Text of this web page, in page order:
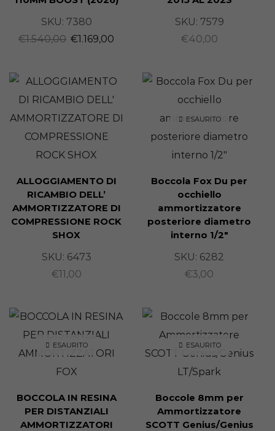
SKU: 7380
€1.540,00 €1.169,00
SKU: 7579
€40,00
ALLOGGIAMENTO DI
RICAMBIO DELL’
AMMORTIZZATORE DI
COMPRESSIONE ROCK
SHOX
SKU: 6473
€11,00
ESAURITO
Boccola Fox Du per
occhiello
ammortizzatore
posteriore diametro
interno 1/2″
SKU: 6282
€3,00
ESAURITO
BOCCOLA IN RESINA
PER DISTANZIALI
AMMORTIZZATORI
ESAURITO
Boccole 8mm per
Ammortizzatore
SCOTT Genius/Genius